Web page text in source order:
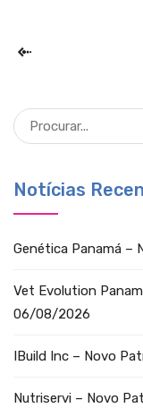
Notícias
Genética Panamá –
Vet Evolution
06/08/2026
IBuild Inc – Novo
Nutriservi – Novo